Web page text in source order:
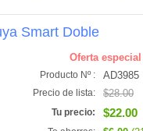
Smart Doble
Oferta especial
Producto Nº : AD3985
Precio de lista: $28.00
Tu precio: $22.00